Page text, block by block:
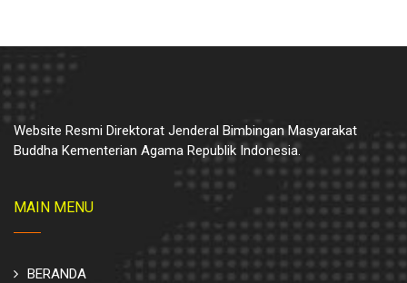
Website Resmi Direktorat Jenderal Bimbingan Masyarakat
Buddha Kementerian Agama Republik Indonesia.
MAIN MENU
BERANDA